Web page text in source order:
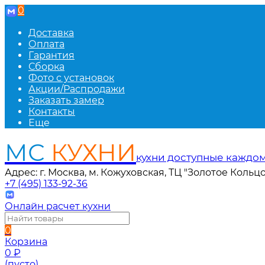
0
Доставка
Оплата
Гарантия
Сборка
Фото с установок
Акции/Распродажи
Заказать замер
Контакты
Еще
МС КУХНИ кухни доступные
Адрес: г. Москва, м. Кожуховская, ТЦ "Золотое
+7 (495) 133-92-36
Онлайн расчет кухни
0
Корзина
0 ₽